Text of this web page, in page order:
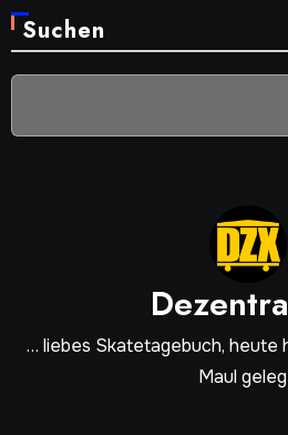
Suchen
… liebes Skatetagebuch, heute
Maul